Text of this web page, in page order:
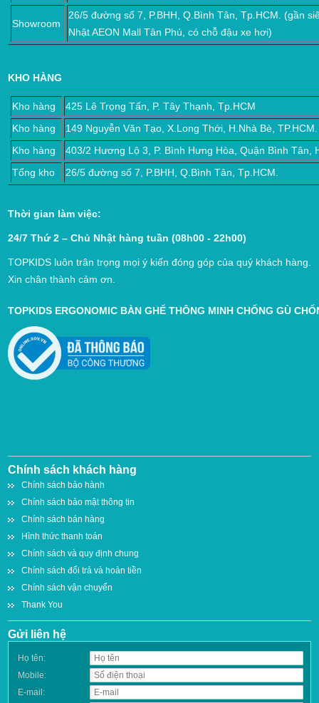
Showroom
26/5 đường số 7, P.BHH, Q.Bình Tân, Tp.HCM. (gần
Nhật AEON Mall Tân Phú, có chỗ đậu xe hơi)
KHO HÀNG
Kho hàng
425 Lê Trọng Tấn, P. Tây Thạnh, Tp.HCM
Kho hàng
149 Nguyễn Văn Tạo, X.Long Thới, H.Nhà Bè, TP.HCM.
Kho hàng
403/2 Hương Lộ 3, P. Bình Hưng Hòa, Quận Bình Tân,
Tổng kho
26/5 đường số 7, P.BHH, Q.Bình Tân, Tp.HCM.
Thời gian làm việc:
24/7 Thứ 2 – Chủ Nhật hàng tuần (08h00 - 22h00)
TOPKIDS luôn trân trọng mọi ý kiến đóng góp của quý khách hàng.
Xin chân thành cảm ơn.
TOPKIDS ERGONOMIC BÀN GHẾ THÔNG MINH CHỐNG GÙ
Chính sách khách hàng
Chính sách bảo hành
Chính sách bảo mật thông tin
Chính sách bán hàng
Hình thức thanh toán
Chính sách và quy định chung
Chính sách đổi trả và hoàn tiền
Chính sách vận chuyển
Thank You
Gửi liên hệ
Họ tên:
Mobile:
E-mail: